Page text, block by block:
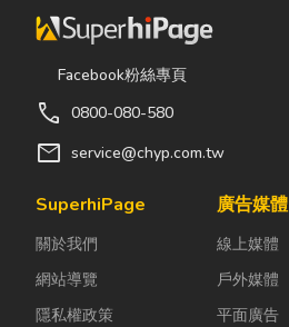
Facebook粉絲專頁
call 0800-080-580
mail service@chyp.com.tw
SuperhiPage
關於我們
網站導覽
隱私權政策
廣告媒體
線上媒體
戶外媒體
平面廣告